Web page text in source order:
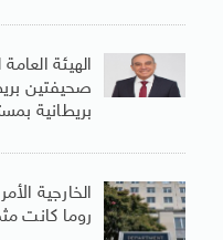
الهيئة
صحيفتين
بريطانية
الخارجية
روما كانت